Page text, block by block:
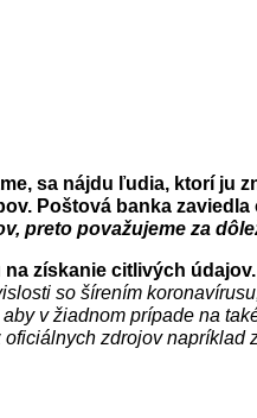
sa nájdu ľudia, ktorí
Poštová banka
preto považujeme za
získanie citlivých údajov.
so šírením
v žiadnom prípade na
zdrojov napríklad